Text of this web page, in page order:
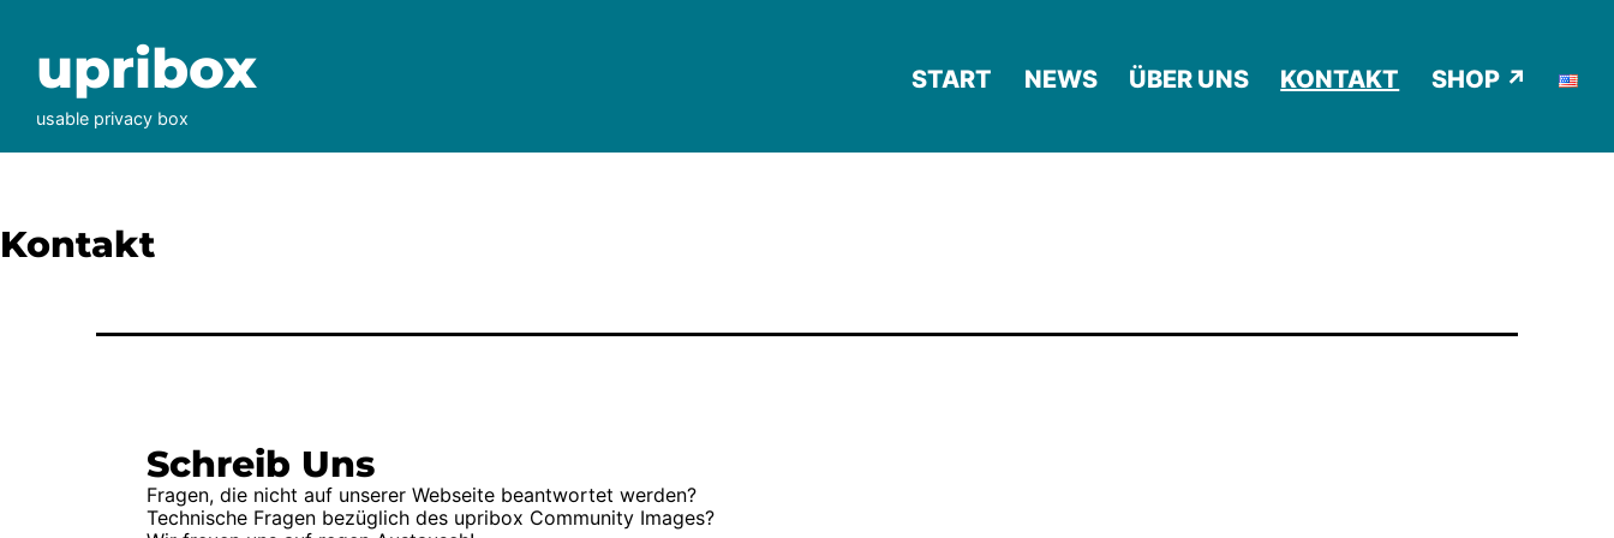
springenupribox
usable privacy box
START NEWS ÜBER UNS KONTAKT SHOP ↗
Kontakt
Schreib Uns
Fragen, die nicht auf unserer Webseite beantwortet werden?
Technische Fragen bezüglich des upribox Community Images?